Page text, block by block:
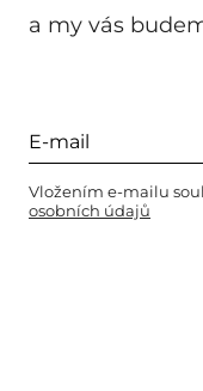
a my vás
Vložením e-mailu
osobních údajů